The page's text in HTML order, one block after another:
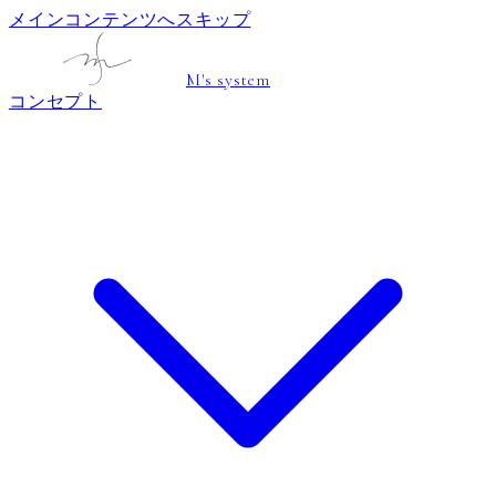
メインコンテンツへスキップ
M's system
コンセプト